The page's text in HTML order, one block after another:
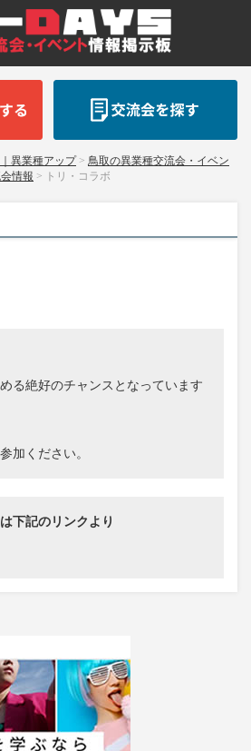
異業種アップ> 鳥取の異業種交流会・イベン
情報 > トリ・コラボ
る絶好のチャンスとなっています
加ください。
下記のリンクより